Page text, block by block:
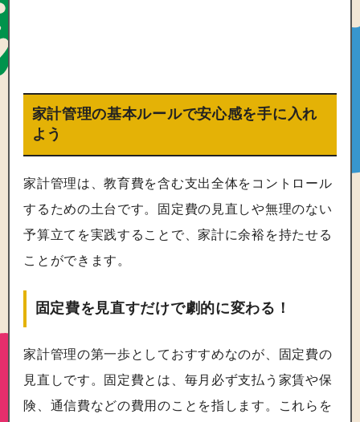
家計管理の基本ルールで安心感を手に入れ
よう
家計管理は、教育費を含む支出全体をコントロール
するための土台です。固定費の見直しや無理のない
予算立てを実践することで、家計に余裕を持たせる
ことができます。
固定費を見直すだけで劇的に変わる！
家計管理の第一歩としておすすめなのが、固定費の
見直しです。固定費とは、毎月必ず支払う家賃や保
険、通信費などの費用のことを指します。これらを